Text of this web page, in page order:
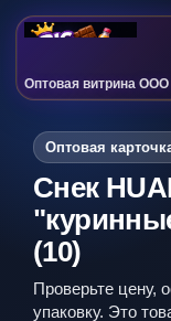
Оптовая витрина
Оптовая
Снек
(10)
Проверьте цену,
упаковку. Это